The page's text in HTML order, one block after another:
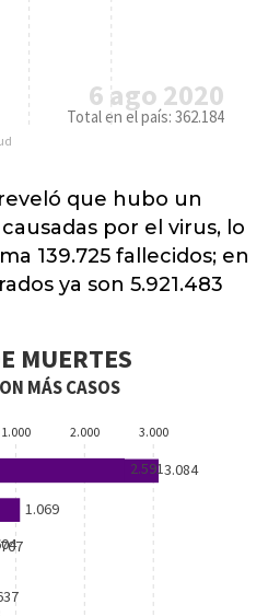
que hubo un
por el virus, lo
139.725 fallecidos; en
ya son 5.921.483